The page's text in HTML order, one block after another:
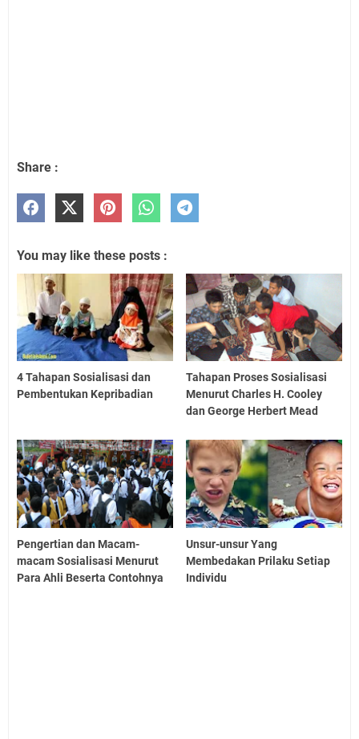
Share :
You may like these posts :
4 Tahapan Sosialisasi dan
Pembentukan Kepribadian
Tahapan Proses Sosialisasi
Menurut Charles H. Cooley
dan George Herbert Mead
Pengertian dan Macam-
macam Sosialisasi Menurut
Para Ahli Beserta Contohnya
Unsur-unsur Yang
Membedakan Prilaku Setiap
Individu